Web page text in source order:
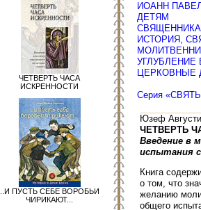
ЧЕТВЕРТЬ ЧАСА
ИСКРЕННОСТИ
..И ПУСТЬ СЕБЕ ВОРОБЬИ
ЧИРИКАЮТ...
ИОАНН ПАВЕЛ
ДЕТЯМ
ИСТОРИЯ,
УГЛУБЛЕНИЕ
ЦЕРКОВНЫЕ
Серия
Юзеф
ЧЕТВЕРТЬ
Введение в
испытания
Книга
о том, что
желанию
общего